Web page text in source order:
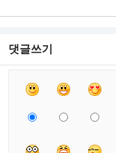
댓글쓰기